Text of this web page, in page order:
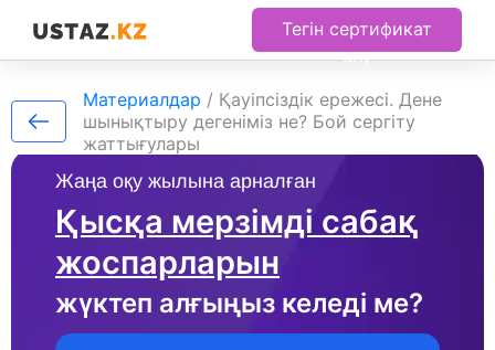
Тегін сертификат
алу
Жаңа оқу жылына арналған
Қысқа мерзімді сабақ
жоспарларын
жүктеп алғыңыз келеді ме?
Материалдар / Қауіпсіздік ережесі. Дене
шынықтыру дегеніміз не? Бой сергіту
жаттығулары